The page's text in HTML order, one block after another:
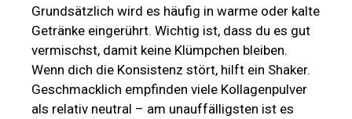
Grundsätzlich wird es häufig in warme oder kalte
Getränke eingerührt. Wichtig ist, dass du es gut
vermischst, damit keine Klümpchen bleiben.
Wenn dich die Konsistenz stört, hilft ein Shaker.
Geschmacklich empfinden viele Kollagenpulver
als relativ neutral – am unauffälligsten ist es